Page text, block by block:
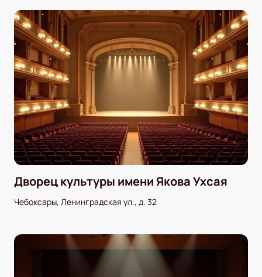
Дворец культуры имени Якова Ухсая
Чебоксары, Ленинградская ул., д. 32